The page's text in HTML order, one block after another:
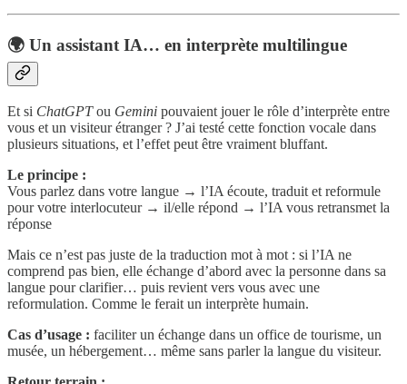
🌍 Un assistant IA… en interprète multilingue
Et si ChatGPTou Gemini pouvaient jouer le rôle d’interprète entre
vous et un visiteur étranger ? J’ai testé cette fonction vocale dans
plusieurs situations, et l’effet peut être vraiment bluffant.
Le principe :
Vous parlez dans votre langue → l’IA écoute, traduit et reformule
pour votre interlocuteur → il/elle répond → l’IA vous retransmet la
réponse
Mais ce n’est pas juste de la traduction mot à mot : si l’IA ne
comprend pas bien, elle échange d’abord avec la personne dans sa
langue pour clarifier… puis revient vers vous avec une
reformulation. Comme le ferait un interprète humain.
Cas d’usage : faciliter un échange dans un office de tourisme, un
musée, un hébergement… même sans parler la langue du visiteur.